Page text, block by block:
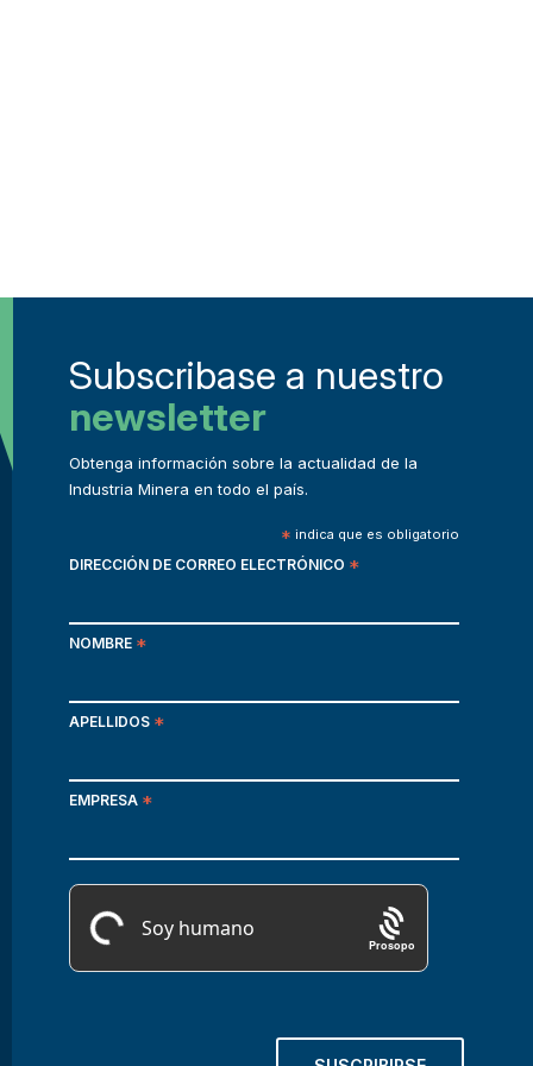
Subscribase a nuestro
newsletter
Obtenga información sobre la actualidad de la
Industria Minera en todo el país.
* indica que es obligatorio
DIRECCIÓN DE CORREO ELECTRÓNICO *
NOMBRE *
APELLIDOS *
EMPRESA *
Prosopo